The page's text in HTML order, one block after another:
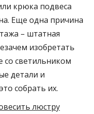
крюка подвеса
Еще одна причина
– штатная
изобретать
со светильником
детали и
собрать их.